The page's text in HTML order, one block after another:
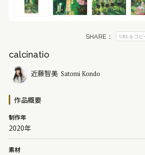
calcinatio
近藤智美 Satomi Kondo
作品概要
制作年
2020年
素材